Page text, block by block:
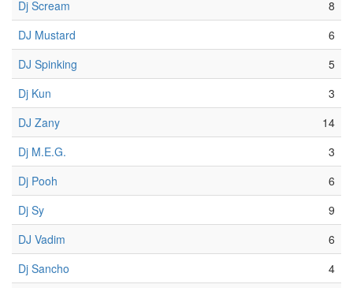
Dj Scream
8
DJ Mustard
6
DJ Spinking
5
Dj Kun
3
DJ Zany
14
Dj M.E.G.
3
Dj Pooh
6
Dj Sy
9
DJ Vadim
6
Dj Sancho
4